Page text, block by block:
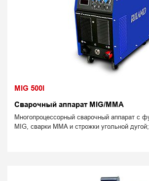
MIG 500I
Сварочный аппарат MIG/MMA
Многопроцессорный сварочный аппарат с
MIG, сварки MMA и строжки угольной дугой;